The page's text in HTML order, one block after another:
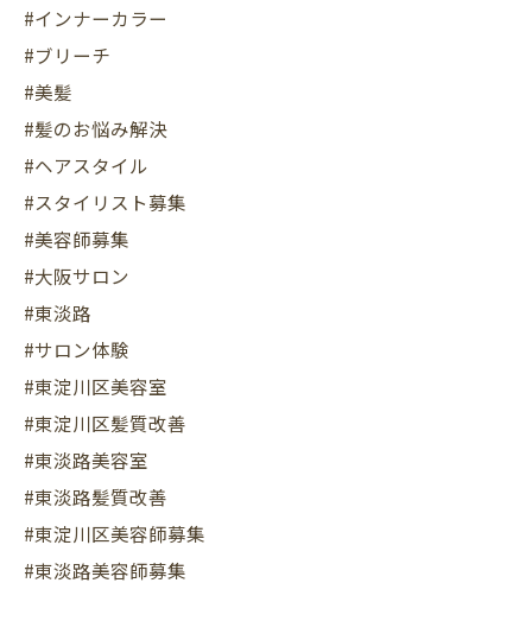
#インナーカラー
#ブリーチ
#美髪
#髪のお悩み解決
#ヘアスタイル
#スタイリスト募集
#美容師募集
#大阪サロン
#東淡路
#サロン体験
#東淀川区美容室
#東淀川区髪質改善
#東淡路美容室
#東淡路髪質改善
#東淀川区美容師募集
#東淡路美容師募集